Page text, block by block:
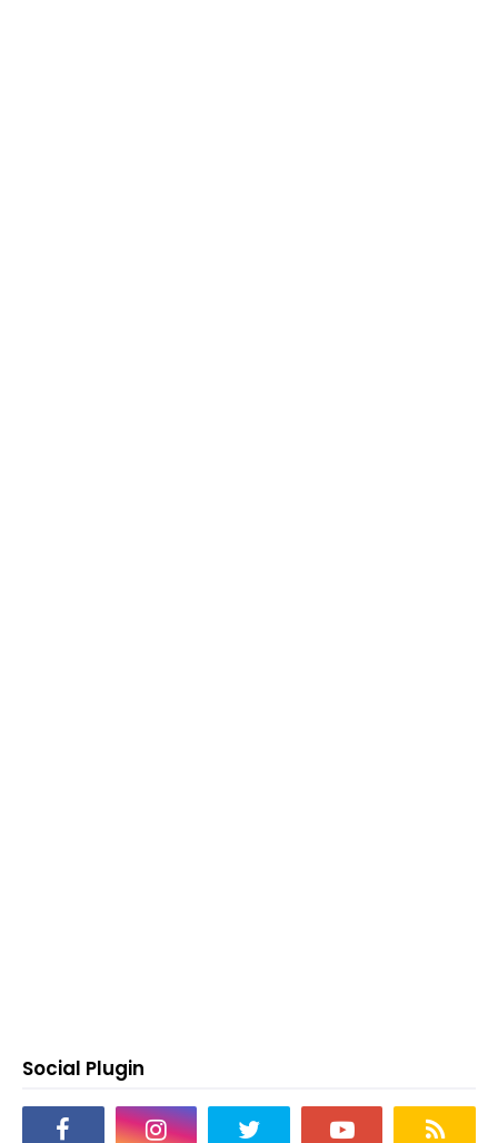
Social Plugin